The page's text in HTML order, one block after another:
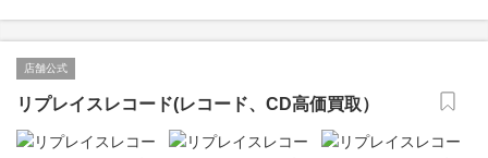
店舗公式
リプレイスレコード(レコード、CD高価買取）